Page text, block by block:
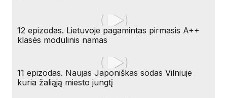
12 epizodas. Lietuvoje pagamintas pirmasis A++
klasės modulinis namas
11 epizodas. Naujas Japoniškas sodas Vilniuje
kuria žaliąją miesto jungtį